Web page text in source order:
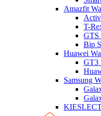
Amazfit
T-
GTS
Bip
Huawei
GT3
Samsung